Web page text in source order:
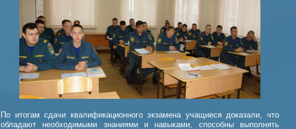
По итогам сдачи квалификационного экзамена учащиеся доказали, что
обладают необходимыми знаниями и навыками, способны выполнять